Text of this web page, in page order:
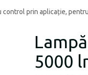
control prin aplicație,
5000